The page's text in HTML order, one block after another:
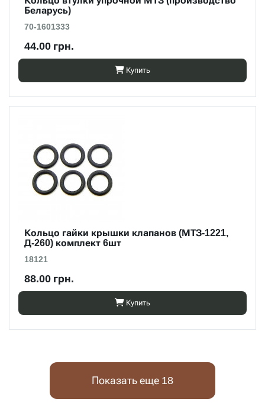
Беларусь)
70-1601333
44.00 грн.
Купить
Кольцо гайки крышки клапанов (МТЗ-1221,
Д-260) комплект 6шт
18121
88.00 грн.
Купить
Показать еще 18